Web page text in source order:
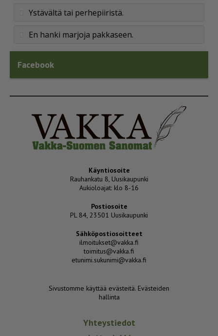
Ystävältä tai perhepiiristä.
En hanki marjoja pakkaseen.
Facebook
Käyntiosoite
Rauhankatu 8, Uusikaupunki
Aukioloajat: klo 8-16
Postiosoite
PL 84, 23501 Uusikaupunki
Sähköpostiosoitteet
ilmoitukset@vakka.fi
toimitus@vakka.fi
etunimi.sukunimi@vakka.fi
Sivustomme käyttää evästeitä. Evästeiden
hallinta
Yhteystiedot